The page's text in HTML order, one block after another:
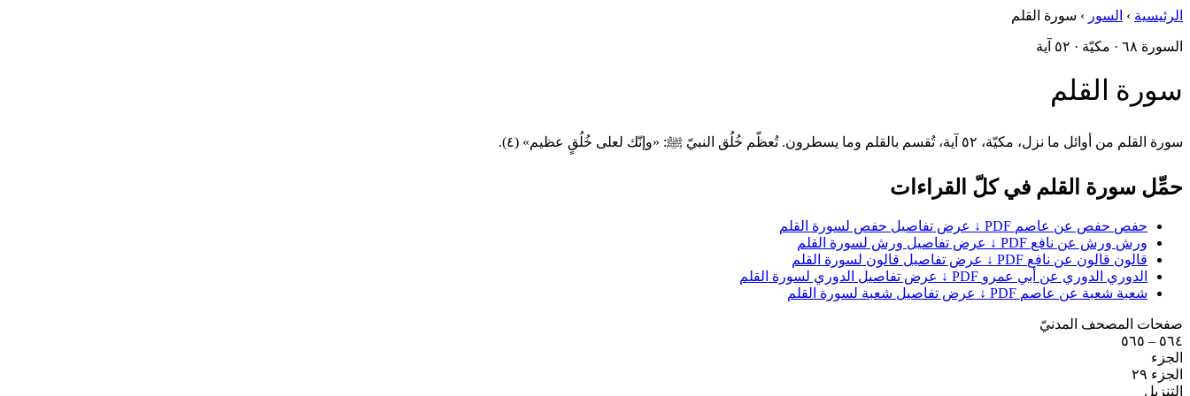
الرئيسية › السور › سورة القلم
السورة ٦٨ · مكيّة · ٥٢ آية
سورة القلم
سورة القلم من أوائل ما نزل، مكيّة، ٥٢ آية، تُقسم بالقلم وما يسطرون. تُعظّم خُلُق النبيّ ﷺ: «وإنّك لعلى خُلُقٍ عظيم» (٤).
حمِّل سورة القلم في كلّ القراءات
حفص حفص عن عاصم PDF ↓
عرض تفاصيل حفص لسورة القلم
ورش ورش عن نافع PDF ↓
عرض تفاصيل ورش لسورة القلم
قالون قالون عن نافع PDF ↓
عرض تفاصيل قالون لسورة القلم
الدوري الدوري عن أبي عمرو PDF ↓
عرض تفاصيل الدوري لسورة القلم
شعبة شعبة عن عاصم PDF ↓ عرض تفاصيل شعبة لسورة القلم
صفحات المصحف المدنيّ
٥٦٤ – ٥٦٥
الجزء
الجزء ٢٩
التنزيل